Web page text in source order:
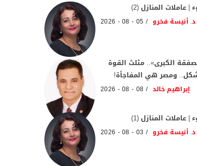
| عاملات المنازل (2)
د. أنيسة فخرو 05 - 08 - 2026
الكبرى».. مثلث القوة
ومصر هي المفاجأة!
إبراهيم خالد 08 - 08 - 2026
| عاملات المنازل (1)
د. أنيسة فخرو 03 - 08 - 2026